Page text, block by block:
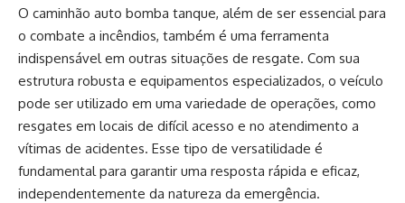
O caminhão auto bomba tanque, além de ser essencial para
o combate a incêndios, também é uma ferramenta
indispensável em outras situações de resgate. Com sua
estrutura robusta e equipamentos especializados, o veículo
pode ser utilizado em uma variedade de operações, como
resgates em locais de difícil acesso e no atendimento a
vítimas de acidentes. Esse tipo de versatilidade é
fundamental para garantir uma resposta rápida e eficaz,
independentemente da natureza da emergência.